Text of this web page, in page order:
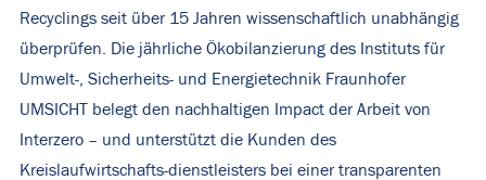
Recyclings seit über 15 Jahren wissenschaftlich unabhängig
überprüfen. Die jährliche Ökobilanzierung des Instituts für
Umwelt-, Sicherheits- und Energietechnik Fraunhofer
UMSICHT belegt den nachhaltigen Impact der Arbeit von
Interzero – und unterstützt die Kunden des
Kreislaufwirtschafts-dienstleisters bei einer transparenten